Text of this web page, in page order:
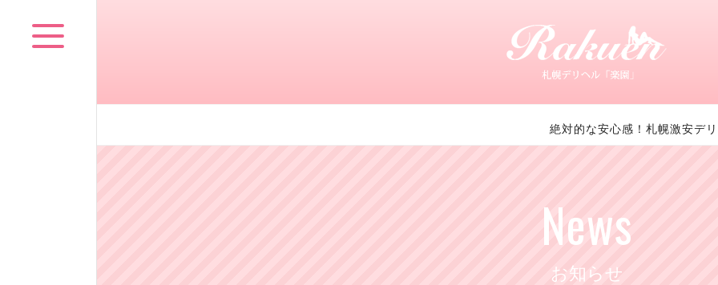
絶対的な安心感！札幌激安デ
News
お知らせ